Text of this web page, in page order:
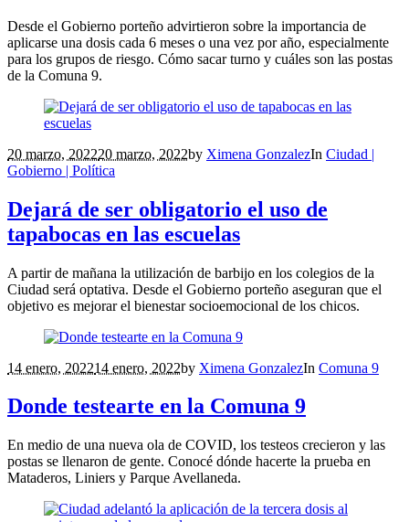
Desde el Gobierno porteño advirtieron sobre la importancia de
aplicarse una dosis cada 6 meses o una vez por año, especialmente
para los grupos de riesgo. Cómo sacar turno y cuáles son las postas
de la Comuna 9.
20 marzo, 202220 marzo, 2022by Ximena GonzalezIn Ciudad |
Gobierno | Política
Dejará de ser obligatorio el uso de
tapabocas en las escuelas
A partir de mañana la utilización de barbijo en los colegios de la
Ciudad será optativa. Desde el Gobierno porteño aseguran que el
objetivo es mejorar el bienestar socioemocional de los chicos.
14 enero, 202214 enero, 2022by Ximena GonzalezIn Comuna 9
Donde testearte en la Comuna 9
En medio de una nueva ola de COVID, los testeos crecieron y las
postas se llenaron de gente. Conocé dónde hacerte la prueba en
Mataderos, Liniers y Parque Avellaneda.